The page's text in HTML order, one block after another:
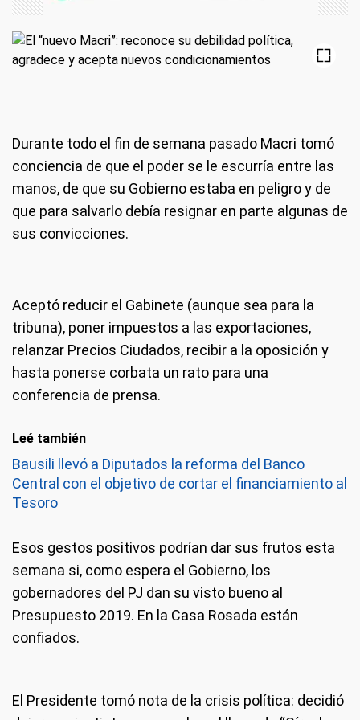
Durante todo el fin de semana pasado Macri tomó
conciencia de que el poder se le escurría entre las
manos, de que su Gobierno estaba en peligro y de
que para salvarlo debía resignar en parte algunas de
sus convicciones.
Aceptó reducir el Gabinete (aunque sea para la
tribuna), poner impuestos a las exportaciones,
relanzar Precios Ciudados, recibir a la oposición y
hasta ponerse corbata un rato para una
conferencia de prensa.
Leé también
Bausili llevó a Diputados la reforma del Banco
Central con el objetivo de cortar el financiamiento al
Tesoro
Esos gestos positivos podrían dar sus frutos esta
semana si, como espera el Gobierno, los
gobernadores del PJ dan su visto bueno al
Presupuesto 2019. En la Casa Rosada están
confiados.
El Presidente tomó nota de la crisis política: decidió